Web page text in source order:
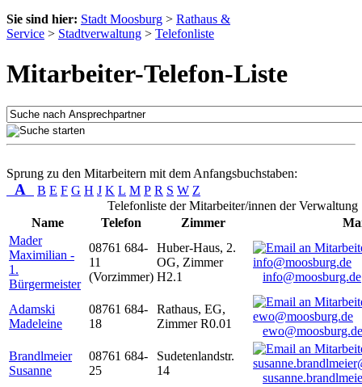
Sie sind hier: Stadt Moosburg > Rathaus &
Service > Stadtverwaltung > Telefonliste
Mitarbeiter-Telefon-Liste
Sprung zu den Mitarbeitern mit dem Anfangsbuchstaben:
A B E F G H J K L M P R S W Z
Telefonliste der Mitarbeiter/innen der Verwaltung
Name
Telefon Zimmer
Mader
Maximilian -
1.
Bürgermeister
08761 684-
11
(Vorzimmer)
Huber-Haus, 2.
OG, Zimmer
H2.1
info@moosburg.de
Adamski
Madeleine
08761 684-
18
Rathaus, EG,
Zimmer R0.01
ewo@moosburg.de
Brandlmeier
Susanne
08761 684-
25
Sudetenlandstr.
14